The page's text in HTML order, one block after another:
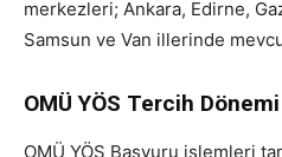
merkezleri; Ankara, Edirne,
Samsun ve Van illerinde
OMÜ YÖS Tercih
OMÜ YÖS Başvuru işlemleri